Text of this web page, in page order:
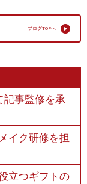
ブログTOPへ
記事監修を承
イク研修を担
立つギフトの